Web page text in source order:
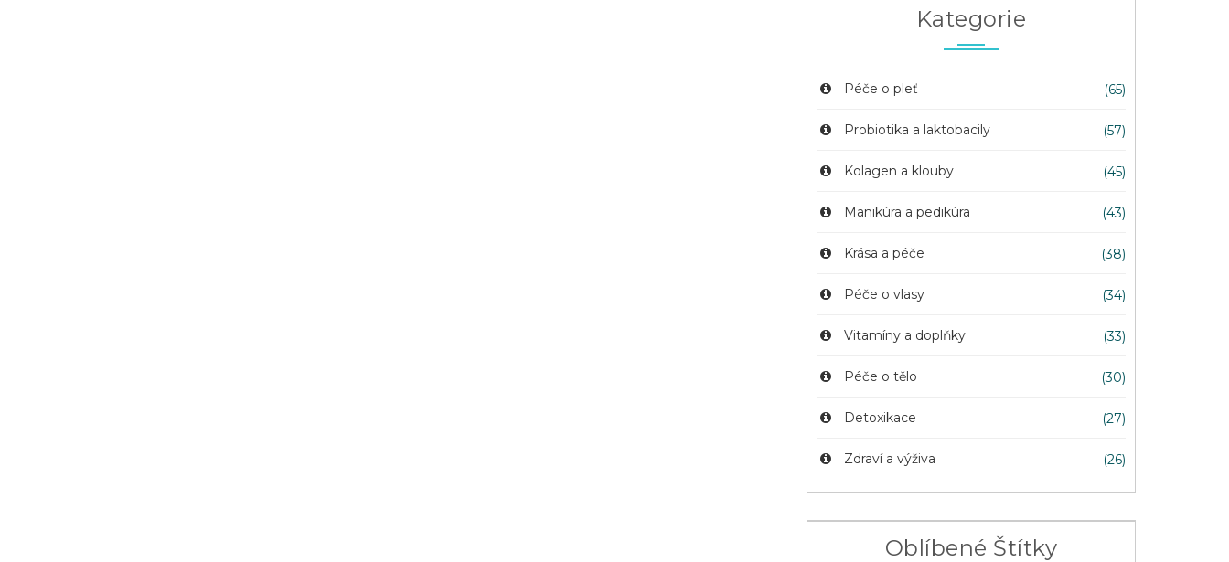
Kategorie
Péče o pleť (65)
Probiotika a laktobacily (57)
Kolagen a klouby (45)
Manikúra a pedikúra (43)
Krása a péče (38)
Péče o vlasy (34)
Vitamíny a doplňky (33)
Péče o tělo (30)
Detoxikace (27)
Zdraví a výživa (26)
Oblíbené Štítky